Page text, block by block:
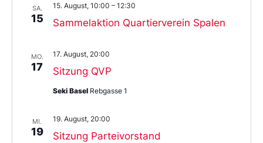
SA.
15 Sammelaktion Quartierverein Spalen
15. August, 10:00 – 12:30
MO.
17 Sitzung QVP
17. August, 20:00
Seki Basel Rebgasse 1
MI.
19 Sitzung Parteivorstand
19. August, 20:00